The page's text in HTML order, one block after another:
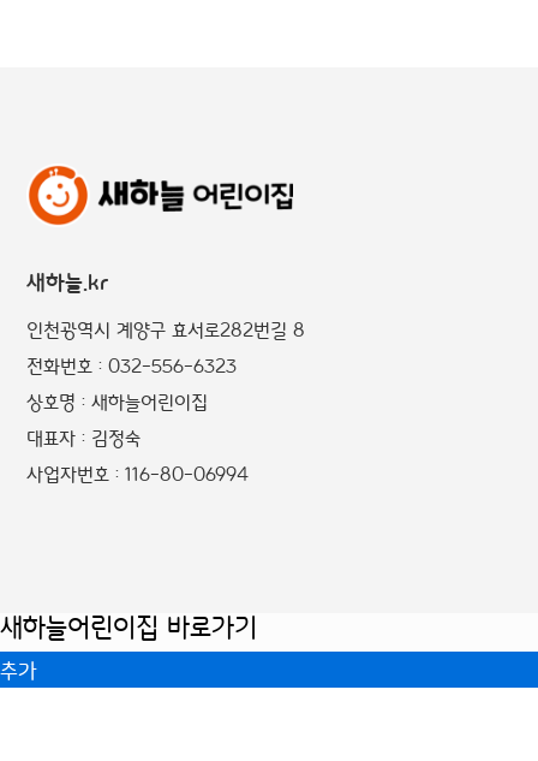
새하늘.kr
인천광역시 계양구 효서로282번길 8
전화번호 : 032-556-6323
상호명 : 새하늘어린이집
대표자 : 김정숙
사업자번호 : 116-80-06994
새하늘어린이집 바로가기
추가